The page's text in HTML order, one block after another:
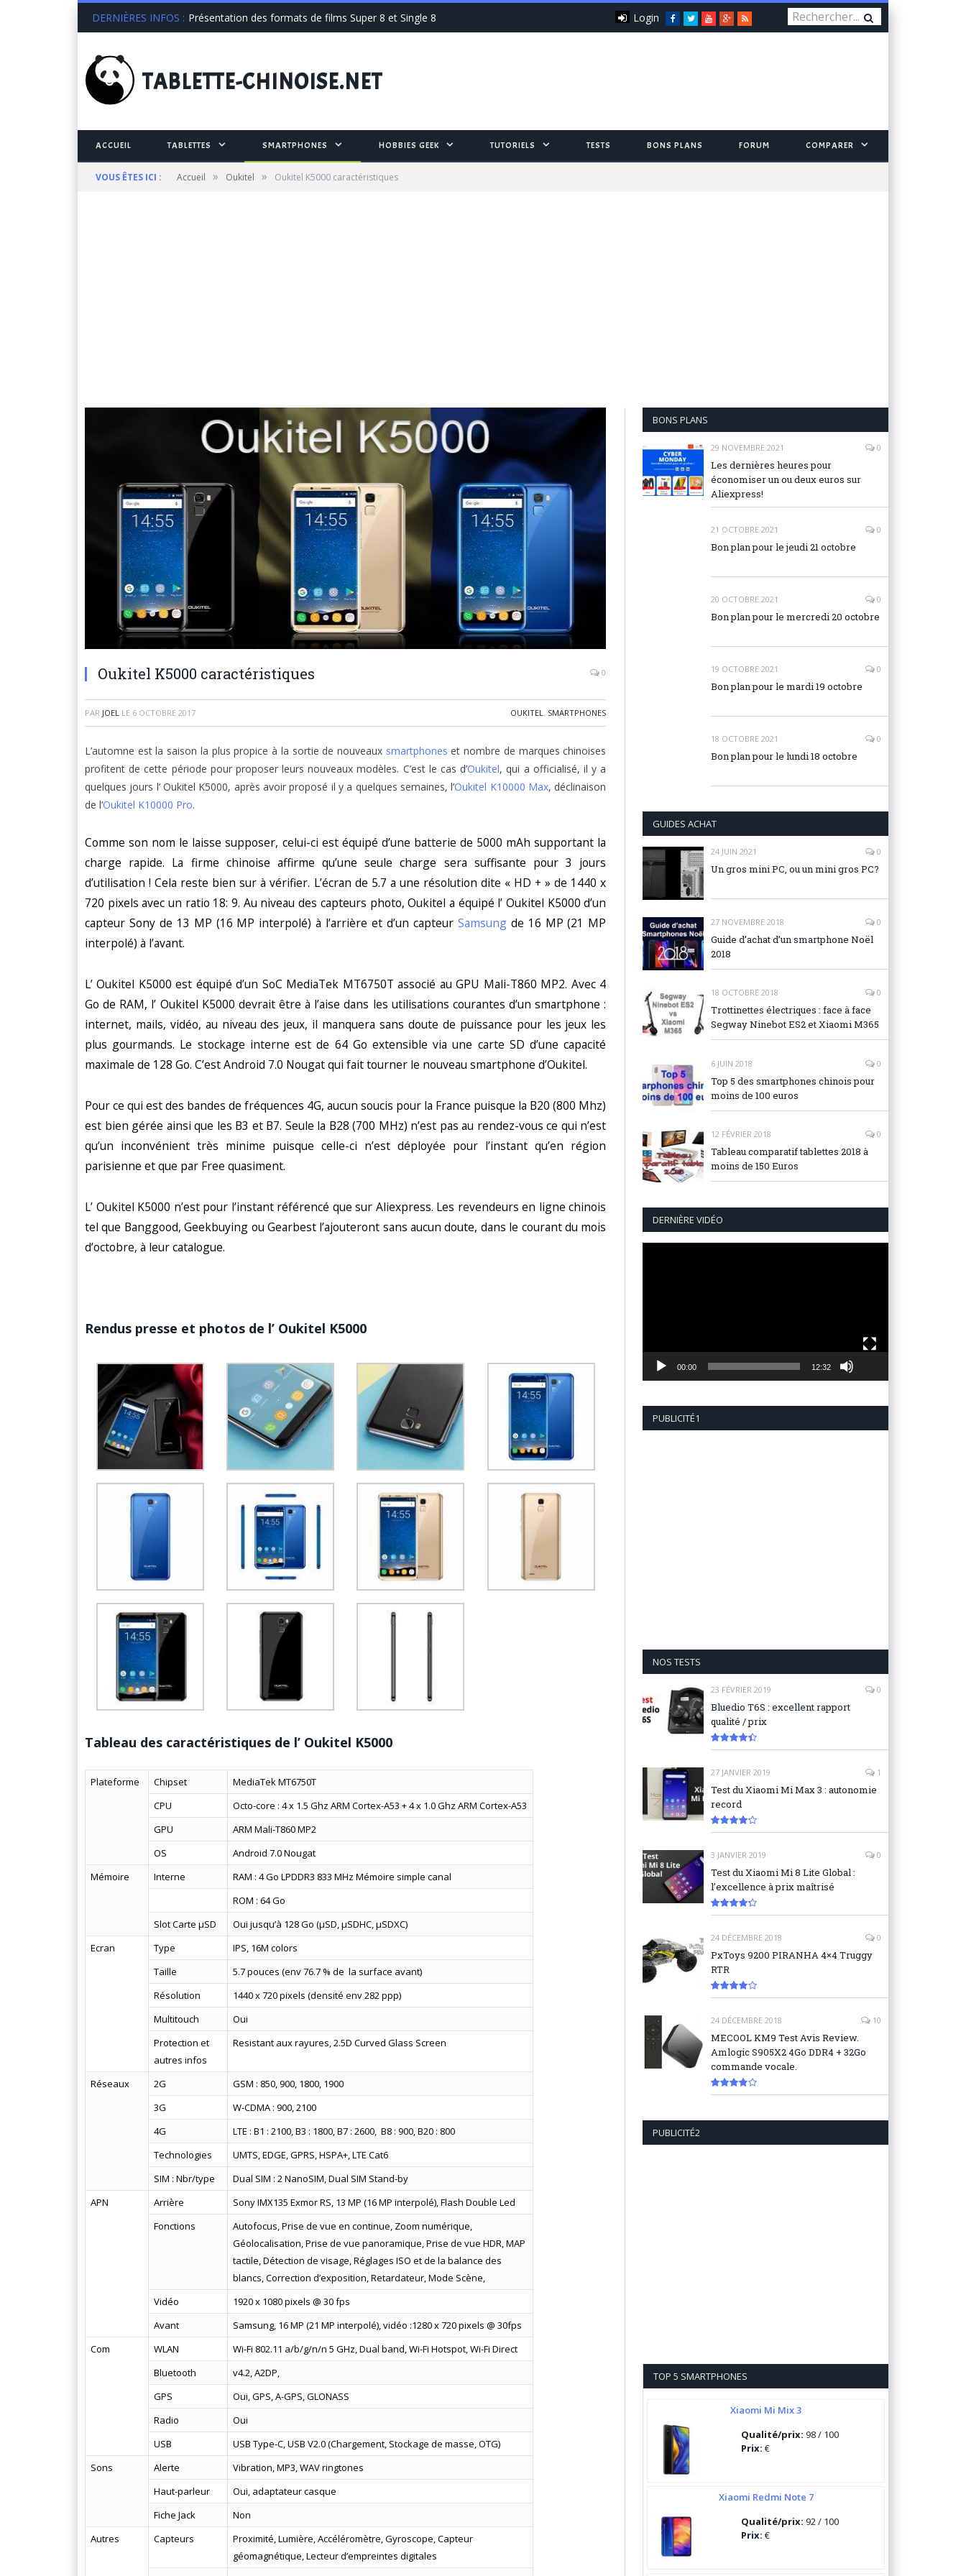
DERNIÈRES INFOS : Présentation des formats de films Super 8 et Single 8 Facebook
TwitterYou
Tube
Google+
RSS
Login
TABLETTE-CHINOISE.NET
ACCUEIL TABLETTES SMARTPHONES HOBBIES GEEK TUTORIELS TESTS BONS PLANS FORUM COMPARER
VOUS ÊTES ICI : Accueil » Oukitel » Oukitel K5000 caractéristiques
Oukitel K5000 caractéristiques 0
PAR JOEL LE 6 OCTOBRE 2017 OUKITEL, SMARTPHONES
L’automne est la saison la plus propice à la sortie de nouveaux smartphones et nombre de marques chinoises
profitent de cette période pour proposer leurs nouveaux modèles. C’est le cas d’Oukitel, qui a officialisé, il y a
quelques jours l’ Oukitel K5000, après avoir proposé il y a quelques semaines, l’Oukitel K10000 Max, déclinaison
de l’Oukitel K10000 Pro.
Comme son nom le laisse supposer, celui-ci est équipé d’une batterie de 5000 mAh supportant la
charge rapide. La firme chinoise affirme qu’une seule charge sera suffisante pour 3 jours
d’utilisation ! Cela reste bien sur à vérifier. L’écran de 5.7 a une résolution dite « HD + » de 1440 x
720 pixels avec un ratio 18: 9. Au niveau des capteurs photo, Oukitel a équipé l’ Oukitel K5000 d’un
capteur Sony de 13 MP (16 MP interpolé) à l’arrière et d’un capteur Samsungde 16 MP (21 MP
interpolé) à l’avant.
L’ Oukitel K5000 est équipé d’un SoC MediaTek MT6750T associé au GPU Mali-T860 MP2. Avec 4
Go de RAM, l’ Oukitel K5000 devrait être à l’aise dans les utilisations courantes d’un smartphone :
internet, mails, vidéo, au niveau des jeux, il manquera sans doute de puissance pour les jeux les
plus gourmands. Le stockage interne est de 64 Go extensible via une carte SD d’une capacité
maximale de 128 Go. C’est Android 7.0 Nougat qui fait tourner le nouveau smartphone d’Oukitel.
Pour ce qui est des bandes de fréquences 4G, aucun soucis pour la France puisque la B20 (800 Mhz)
est bien gérée ainsi que les B3 et B7. Seule la B28 (700 MHz) n’est pas au rendez-vous ce qui n’est
qu’un inconvénient très minime puisque celle-ci n’est déployée pour l’instant qu’en région
parisienne et que par Free quasiment.
L’ Oukitel K5000 n’est pour l’instant référencé que sur Aliexpress. Les revendeurs en ligne chinois
tel que Banggood, Geekbuying ou Gearbest l’ajouteront sans aucun doute, dans le courant du mois
d’octobre, à leur catalogue.
Rendus presse et photos de l’ Oukitel K5000
Tableau des caractéristiques de l’ Oukitel K5000
Plateforme Chipset
MediaTek MT6750T
CPU
Octo-core : 4 x 1.5 Ghz ARM Cortex-A53 + 4 x 1.0 Ghz ARM Cortex-A53
GPU
ARM Mali-T860 MP2
OS
Android 7.0 Nougat
Mémoire
Interne
RAM : 4 Go LPDDR3 833 MHz Mémoire simple canal
ROM : 64 Go
Slot Carte µSD
Oui jusqu’à 128 Go (µSD, µSDHC, µSDXC)
Ecran
Type
IPS, 16M colors
Taille
5.7 pouces (env 76.7 % de la surface avant)
Résolution
1440 x 720 pixels (densité env 282 ppp)
Multitouch
Oui
Protection et
autres infos
Resistant aux rayures, 2.5D Curved Glass Screen
Réseaux 2G
GSM : 850, 900, 1800, 1900
3G
W-CDMA : 900, 2100
4G
LTE : B1 : 2100, B3 : 1800, B7 : 2600, B8 : 900, B20 : 800
Technologies
UMTS, EDGE, GPRS, HSPA+, LTE Cat6
SIM : Nbr/type
Dual SIM : 2 NanoSIM, Dual SIM Stand-by
APN
Arrière
Sony IMX135 Exmor RS, 13 MP (16 MP interpolé), Flash Double Led
Fonctions
Autofocus, Prise de vue en continue, Zoom numérique,
Géolocalisation, Prise de vue panoramique, Prise de vue HDR, MAP
tactile, Détection de visage, Réglages ISO et de la balance des
blancs, Correction d’exposition, Retardateur, Mode Scène,
Vidéo
1920 x 1080 pixels @ 30 fps
Avant
Samsung, 16 MP (21 MP interpolé), vidéo :1280 x 720 pixels @ 30fps
Com
WLAN
Wi-Fi 802.11 a/b/g/n/n 5 GHz, Dual band, Wi-Fi Hotspot, Wi-Fi Direct
Bluetooth
v4.2, A2DP,
GPS
Oui, GPS, A-GPS, GLONASS
Radio
Oui
USB
USB Type-C, USB V2.0 (Chargement, Stockage de masse, OTG)
Sons
Alerte
Vibration, MP3, WAV ringtones
Haut-parleur
Oui, adaptateur casque
Fiche Jack
Non
Autres
Capteurs
Proximité, Lumière, Accéléromètre, Gyroscope, Capteur
géomagnétique, Lecteur d’empreintes digitales
BONS PLANS
29 NOVEMBRE 2021 0
Les dernières heures pour
économiser un ou deux euros sur
Aliexpress!
21 OCTOBRE 2021 0
Bon plan pour le jeudi 21 octobre
20 OCTOBRE 2021 0
Bon plan pour le mercredi 20 octobre
19 OCTOBRE 2021 0
Bon plan pour le mardi 19 octobre
18 OCTOBRE 2021 0
Bon plan pour le lundi 18 octobre
GUIDES ACHAT
24 JUIN 2021 0
Un gros mini PC, ou un mini gros PC?
27 NOVEMBRE 2018 0
Guide d’achat d’un smartphone Noël
2018
18 OCTOBRE 2018 0
Trottinettes électriques : face à face
Segway Ninebot ES2 et Xiaomi M365
6 JUIN 2018 0
Top 5 des smartphones chinois pour
moins de 100 euros
12 FÉVRIER 2018 0
Tableau comparatif tablettes 2018 à
moins de 150 Euros
DERNIÈRE VIDÉO
00:00 12:32
PUBLICITÉ1
NOS TESTS
23 FÉVRIER 2019 0
Bluedio T6S : excellent rapport
qualité / prix
27 JANVIER 2019 1
Test du Xiaomi Mi Max 3 : autonomie
record
3 JANVIER 2019 0
Test du Xiaomi Mi 8 Lite Global :
l’excellence à prix maîtrisé
24 DÉCEMBRE 2018 0
PxToys 9200 PIRANHA 4×4 Truggy
RTR
24 DÉCEMBRE 2018 10
MECOOL KM9 Test Avis Review.
Amlogic S905X2 4Go DDR4 + 32Go
commande vocale.
PUBLICITÉ2
TOP 5 SMARTPHONES
Xiaomi Mi Mix 3
Qualité/prix:98 / 100
Prix:€
Xiaomi Redmi Note 7
Qualité/prix:92 / 100
Prix:€